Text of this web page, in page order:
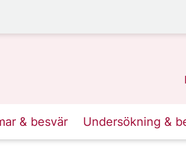
& besvär Undersökning &